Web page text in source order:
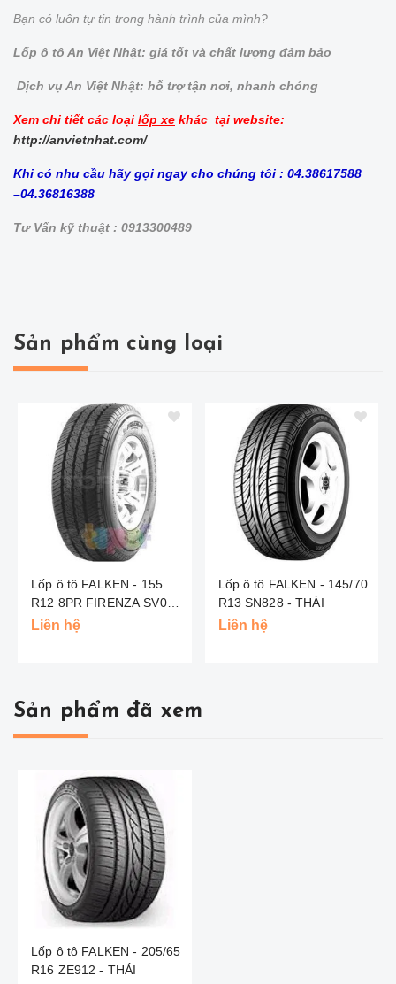
Bạn có luôn tự tin trong hành trình của mình?
Lốp ô tô An Việt Nhật: giá tốt và chất lượng đảm bảo
Dịch vụ An Việt Nhật: hỗ trợ tận nơi, nhanh chóng
Xem chi tiết các loại lốp xe khác tại website:
http://anvietnhat.com/
Khi có nhu cầu hãy gọi ngay cho chúng tôi : 04.38617588
–04.36816388
Tư Vấn kỹ thuật : 0913300489
Sản phẩm cùng loại
Lốp ô tô FALKEN - 155
R12 8PR FIRENZA SV053
- THÁI
Liên hệ
Lốp ô tô FALKEN - 145/70
R13 SN828 - THÁI
Liên hệ
Sản phẩm đã xem
Lốp ô tô FALKEN - 205/65
R16 ZE912 - THÁI